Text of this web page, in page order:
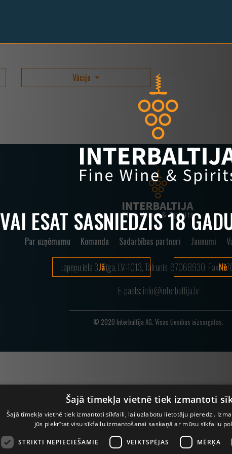
VAI ESAT SASNIEDZIS 18
Jā Nē
Vācija
Par uzņēmumu Komanda Sadarbības partneri Jaunumi
Lapeņu iela 3, Rīga, LV-1013, Tālrunis:67068930, Fax:
E-pasts:info@interbaltija.lv
© 2020 Interbaltija AG. Visas tiesības aizsargātas.
Šajā tīmekļa vietnē tiek izmantoti
Šajā tīmekļa vietnē tiek izmantoti sīkfaili, lai uzlabotu lietotāju pieredzi.
jūs piekrītat visu sīkfailu izmantošanai saskaņā ar mūsu sīkfailu
STRIKTI NEPIECIEŠAMIE VEIKTSPĒJAS MĒRĶA